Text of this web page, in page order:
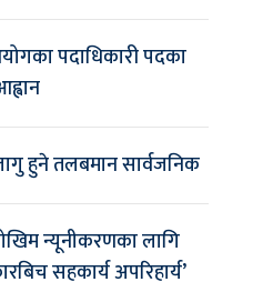
पदाधिकारी पदका
हुने तलबमान सार्वजनिक
न्यूनीकरणका लागि
सहकार्य अपरिहार्य’